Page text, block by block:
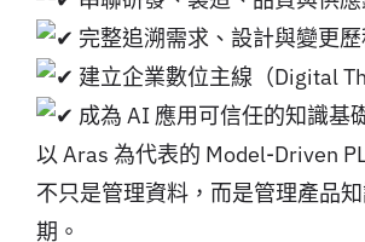
完整追溯需求、設計與變更
建立企業數位主線（Digital
成為 AI 應用可信任的知識基
以 Aras 為代表的 Model-Driven
不只是管理資料，而是管理產品
期。